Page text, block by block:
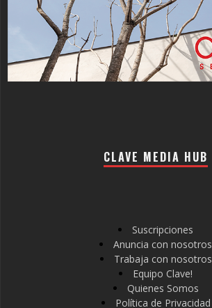
CLAVE MEDIA HUB
Suscripciones
Anuncia con nosotros
Trabaja con nosotros
Equipo Clave!
Quienes Somos
Política de Privacidad